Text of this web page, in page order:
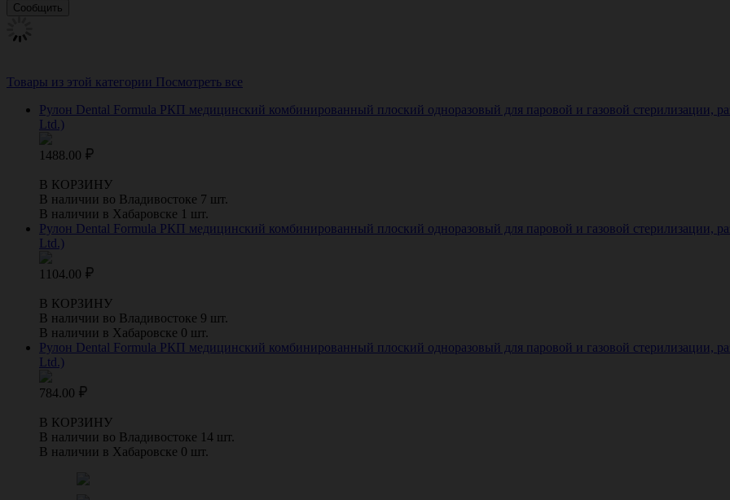
Товары из этой категории Посмотреть все
Рулон Dental Formula РКП медицинский комбинированный плоский одноразовый для паровой и газовой стерилизации,
Ltd.)
1488.00
В КОРЗИНУ
В наличии во Владивостоке 7 шт.
В наличии в Хабаровске 1 шт.
Рулон Dental Formula РКП медицинский комбинированный плоский одноразовый для паровой и газовой стерилизации,
Ltd.)
1104.00
В КОРЗИНУ
В наличии во Владивостоке 9 шт.
В наличии в Хабаровске 0 шт.
Рулон Dental Formula РКП медицинский комбинированный плоский одноразовый для паровой и газовой стерилизации,
Ltd.)
784.00
В КОРЗИНУ
В наличии во Владивостоке 14 шт.
В наличии в Хабаровске 0 шт.